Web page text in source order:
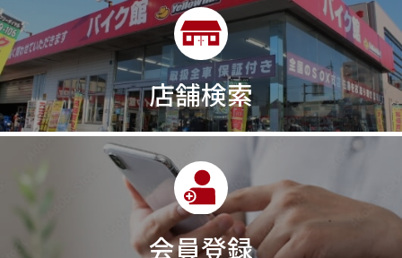
2気筒エンジン2級ボイラー技士2輪
300㎞/ｈ30th
30th Anniversary
30th記念モデル30万以下30周年
30周年記念モデル313cc320台限定
320ｃｃ350cc35ps390390ADVENTURE
390DUKE390アドベンチャー
3気筒エンジン
3気筒クロスプレーン3点パニア
3輪スポーツバイク400400X ABS400cc
店舗検索
会員登録